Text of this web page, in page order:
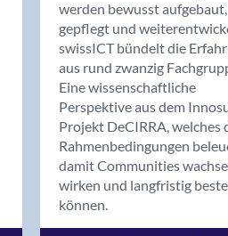
werden bewusst aufgebaut,
gepflegt und
swissICT bündelt die
aus rund zwanzig
Eine wissenschaftliche
Perspektive aus dem
Projekt DeCIRRA, welches
Rahmenbedingungen
damit Communities
wirken und langfristig
können.